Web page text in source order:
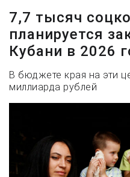
7,7 тысяч
планируется
Кубани в 2026
В бюджете края на эти
миллиарда рублей